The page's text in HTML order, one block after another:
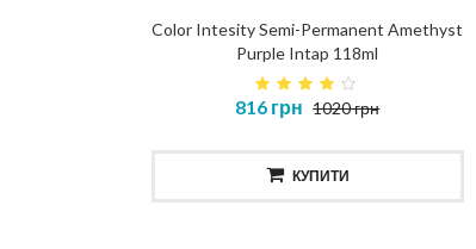
Color Intesity Semi-Permanent Amethyst
Purple Intap 118ml
816 грн 1020 грн
КУПИТИ